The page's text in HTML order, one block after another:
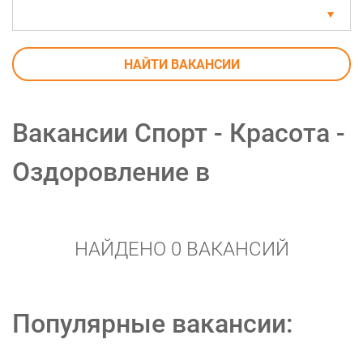
НАЙТИ ВАКАНСИИ
Вакансии Спорт - Красота -
Оздоровление в
НАЙДЕНО 0 ВАКАНСИЙ
Популярные вакансии: